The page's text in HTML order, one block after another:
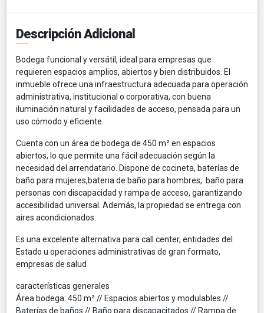
Descripción Adicional
Bodega funcional y versátil, ideal para empresas que
requieren espacios amplios, abiertos y bien distribuidos. El
inmueble ofrece una infraestructura adecuada para operación
administrativa, institucional o corporativa, con buena
iluminación natural y facilidades de acceso, pensada para un
uso cómodo y eficiente.
Cuenta con un área de bodega de 450 m² en espacios
abiertos, lo que permite una fácil adecuación según la
necesidad del arrendatario. Dispone de cocineta, baterías de
baño para mujeres,bateria de baño para hombres, baño para
personas con discapacidad y rampa de acceso, garantizando
accesibilidad universal. Además, la propiedad se entrega con
aires acondicionados.
Es una excelente alternativa para call center, entidades del
Estado u operaciones administrativas de gran formato,
empresas de salud
características generales
Área bodega: 450 m² // Espacios abiertos y modulables //
Baterías de baños // Baño para discapacitados // Rampa de